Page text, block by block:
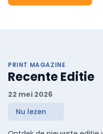
PRINT MAGAZINE
Recente Editie
22 mei 2026
Nu lezen